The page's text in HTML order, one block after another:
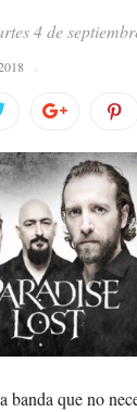
4 de
que no